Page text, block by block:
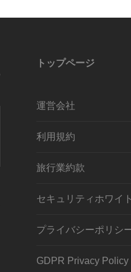
トップページ
運営会社
利用規約
旅行業約款
セキュリティホワイ
プライバシーポリシ
GDPR Privacy Policy